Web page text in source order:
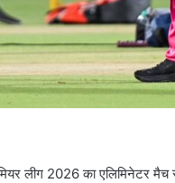
लीग 2026 का एलिमिनेटर मैच